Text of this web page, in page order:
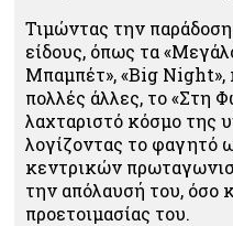
Τιμώντας την
είδους, όπως τα
Μπαμπέτ», «Big Night»,
πολλές άλλες, το «Στη
λαχταριστό κόσμο της
λογίζοντας το φαγητό
κεντρικών
την απόλαυσή του, όσο
προετοιμασίας του.